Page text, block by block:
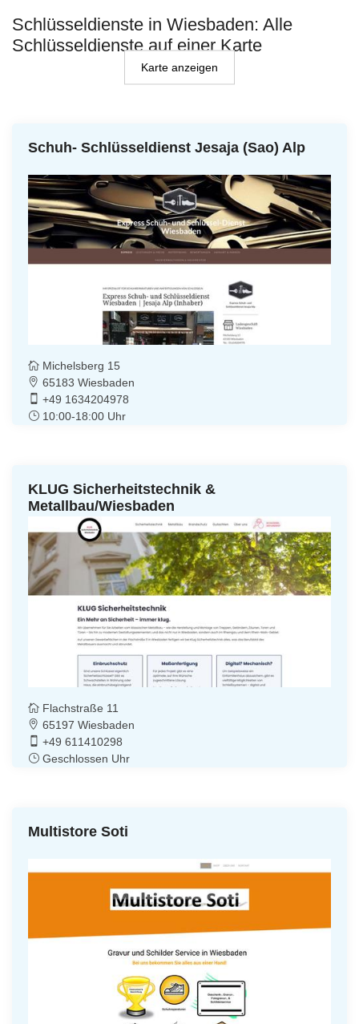
Schlüsseldienste in Wiesbaden: Alle
Schlüsseldienste auf einer Karte
Karte anzeigen
Schuh- Schlüsseldienst Jesaja (Sao) Alp
Michelsberg 15
65183 Wiesbaden
+49 1634204978
10:00-18:00 Uhr
KLUG Sicherheitstechnik &
Metallbau/Wiesbaden
Flachstraße 11
65197 Wiesbaden
+49 611410298
Geschlossen Uhr
Multistore Soti